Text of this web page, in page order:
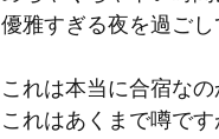
優雅すぎる夜を過ごし
これは本当に合宿な
これはあくまで噂です